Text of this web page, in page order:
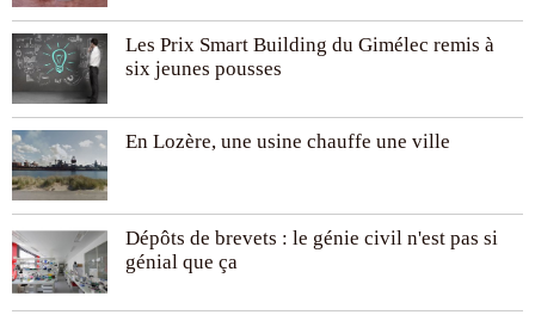
Les Prix Smart Building du Gimélec remis à
six jeunes pousses
En Lozère, une usine chauffe une ville
Dépôts de brevets : le génie civil n'est pas si
génial que ça